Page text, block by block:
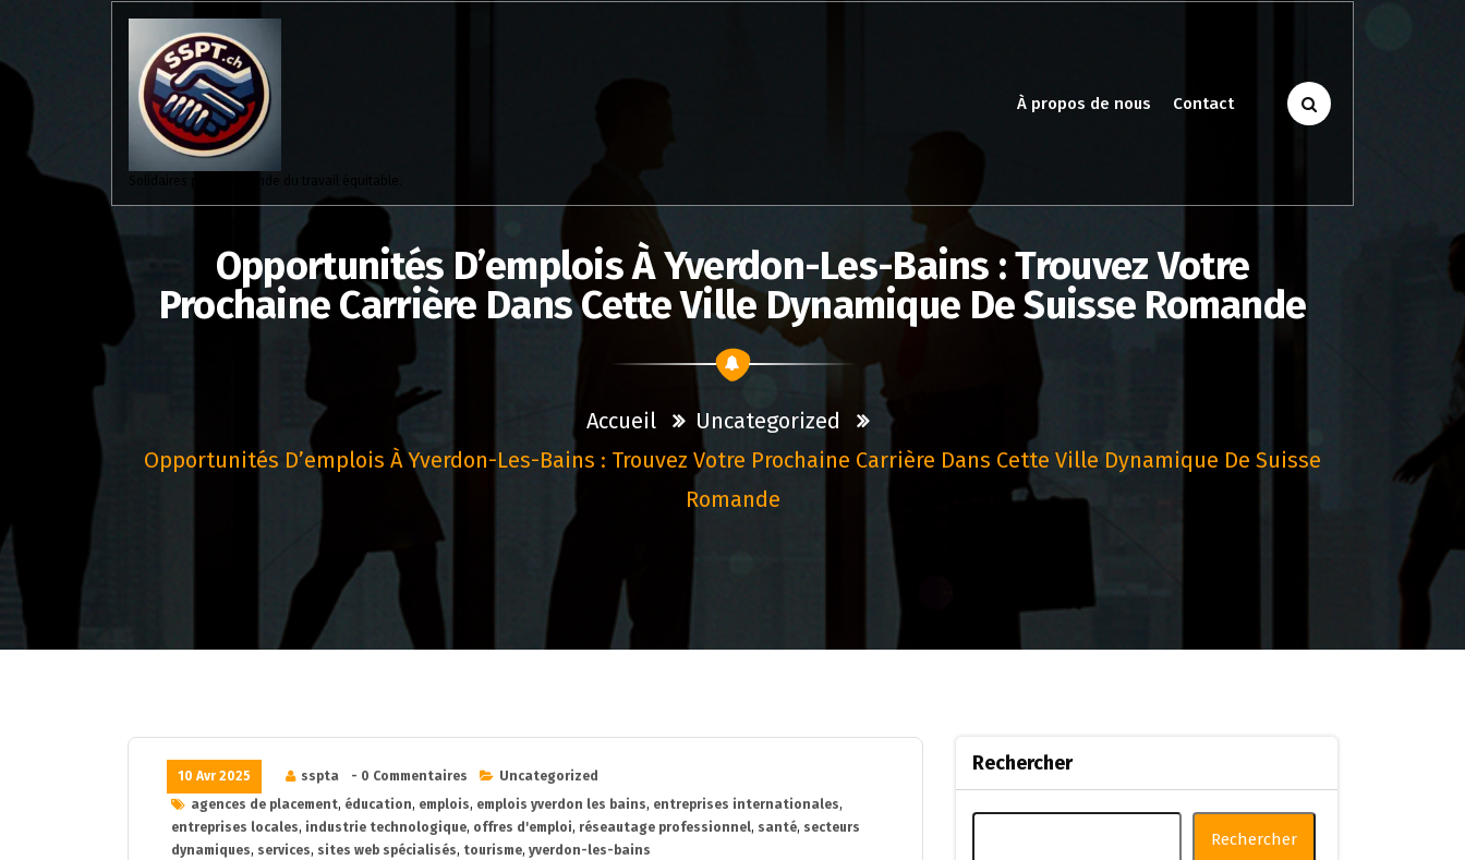
contenu
À propos de nous Contact
Opportunités D’emplois À Yverdon-Les-Bains : Trouvez Votre
Prochaine Carrière Dans Cette Ville Dynamique De Suisse Romande
Accueil
Uncategorized
Opportunités D’emplois À Yverdon-Les-Bains : Trouvez Votre Prochaine Carrière Dans Cette Ville Dynamique De Suisse
Romande
10 Avr 2025 sspta - 0 Commentaires
Uncategorized
agences de placement, éducation, emplois, emplois yverdon les bains, entreprises internationales,
entreprises locales, industrie technologique, offres d'emploi, réseautage professionnel, santé, secteurs
dynamiques, services, sites web spécialisés, tourisme, yverdon-les-bains
Rechercher
Rechercher